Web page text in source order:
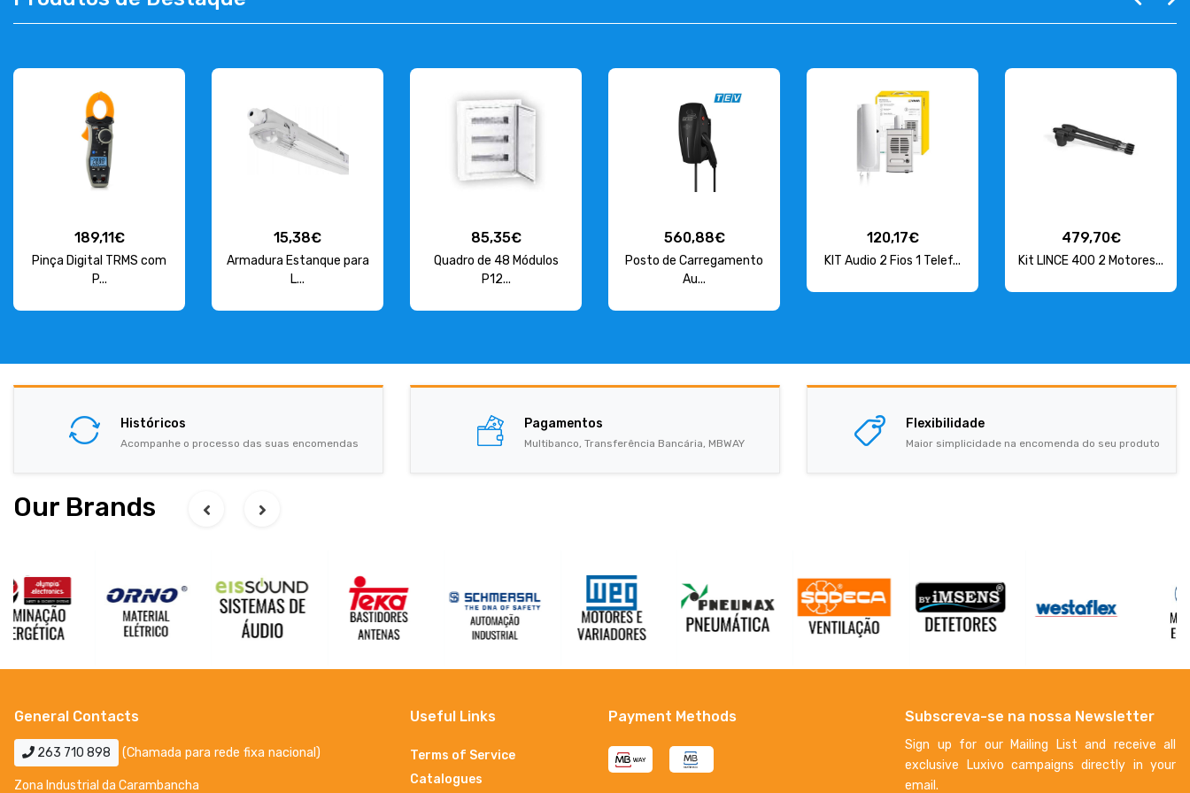
CONTACT
geral@luxivo.pt
189,11€
Pinça Digital TRMS com
P...
15,38€
Armadura Estanque para
L...
85,35€
Quadro de 48 Módulos
P12...
560,88€
Posto de Carregamento
Au...
120,17€
KIT Audio 2 Fios 1 Telef...
479,70€
Kit LINCE 400 2 Motores...
Históricos
Acompanhe o processo das suas encomendas
Pagamentos
Multibanco, Transferência Bancária, MBWAY
Flexibilidade
Maior simplicidade na encomenda do seu produto
Our Brands
General Contacts
263 710 898 (Chamada para rede fixa nacional)
Zona Industrial da Carambancha
Useful Links
Terms of Service
Catalogues
Payment Methods Subscreva-se na nossa Newsletter
Sign up for our Mailing List and receive all
exclusive Luxivo campaigns directly in your
email.